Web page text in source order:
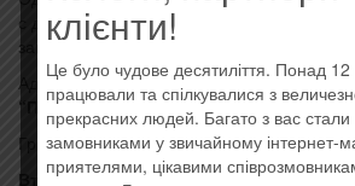
с дисками и, только
заказа, забрать свои.
Адрес: г. Киев, ул. Вербная, 16, м.
“Петровка”, 10 ряд, 4 место.
График работы:
Вторник – Воскресенье.
клієнти!
Це було чудове десятиліття. Понад 12
працювали та спілкувалися з
прекрасних людей. Багато з вас
замовниками у звичайному інтернет-
приятелями, цікавими